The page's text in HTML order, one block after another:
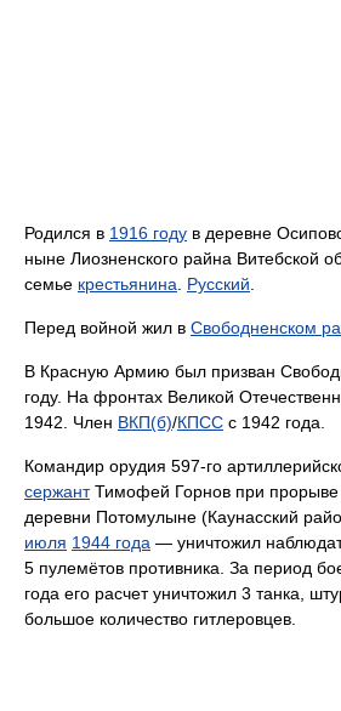
Родился в 1916 году в деревне
ныне Лиозненского райна Витебской
семье крестьянина Русский
Перед войной жил в Свободненском
В Красную Армию был призван
году. На фронтах Великой
1942. Член ВКП(б)/КПСС с 1942 года.
Командир орудия 597-го
сержантТимофей Горнов при прорыве
деревни Потомулыне (Каунасский
июля 1944 года — уничтожил
5 пулемётов противника. За период
года его расчет уничтожил 3 танка,
большое количество гитлеровцев.